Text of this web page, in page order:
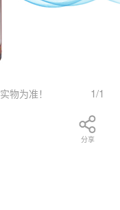
物为准！ 1/1
分享